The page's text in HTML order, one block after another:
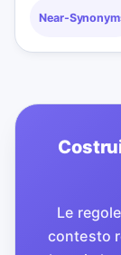
Near-
Le
contesto